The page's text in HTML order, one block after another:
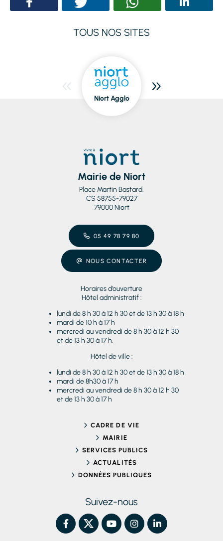
TOUS NOS SITES
Niort Agglo
Mairie de Niort
Place Martin Bastard,
CS 58755-79027
79000 Niort
05 49 78 79 80
NOUS CONTACTER
Horaires d’ouverture
Hôtel administratif :
lundi de 8 h 30 à 12 h 30 et de 13 h 30 à 18 h
mardi de 10 h à 17 h
mercredi au vendredi de 8 h 30 à 12 h 30
et de 13 h 30 à 17 h.
Hôtel de ville :
lundi de 8 h 30 à 12 h 30 et de 13 h 30 à 18 h
mardi de 8h30 à 17 h
mercredi au vendredi de 8 h 30 à 12 h 30
et de 13 h 30 à 17 h
CADRE DE VIE
MAIRIE
SERVICES PUBLICS
ACTUALITÉS
DONNÉES PUBLIQUES
Suivez-nous